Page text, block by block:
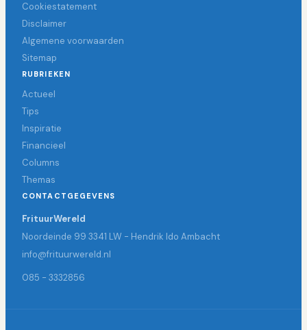
Cookiestatement
Disclaimer
Algemene voorwaarden
Sitemap
RUBRIEKEN
Actueel
Tips
Inspiratie
Financieel
Columns
Themas
CONTACTGEGEVENS
FrituurWereld
Noordeinde 99 3341 LW - Hendrik Ido Ambacht
info@frituurwereld.nl
085 - 3332856